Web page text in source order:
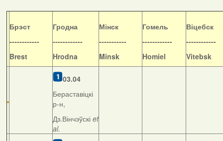
Брэст
------------
Brest
Гродна
------------
Hrodna
Мінск
-----------
Minsk
Гомель
------------
Homiel
Віцебск
------------
Vitebsk
03.04
Бераставіцкі
р-н,
Дз.Вінчэўскі et
al.